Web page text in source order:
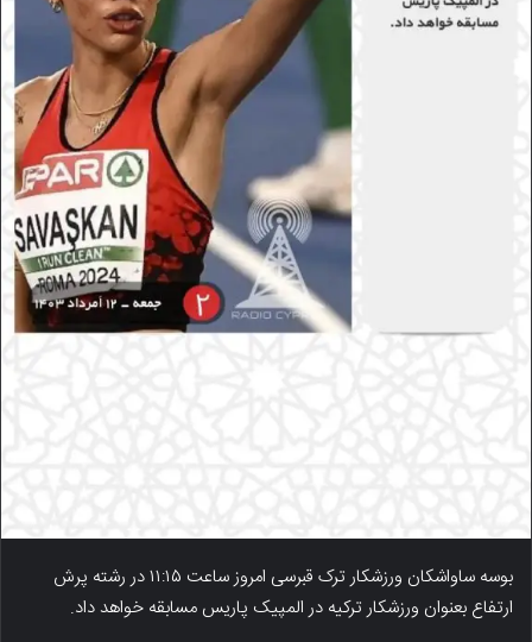
بوسه ساواشکان ورزشکار ترک قبرسی امروز ساعت ۱۱:۱۵ در رشته پرش
ارتفاع بعنوان ورزشکار ترکیه در المپیک پاریس مسابقه خواهد داد.